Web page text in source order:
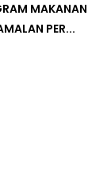
MAKANAN
PER...